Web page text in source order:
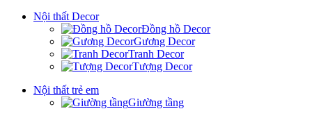
Nội thất Decor
Đồng hồ Decor
Gương Decor
Tranh Decor
Tượng Decor
Nội thất trẻ em
Giường tầng